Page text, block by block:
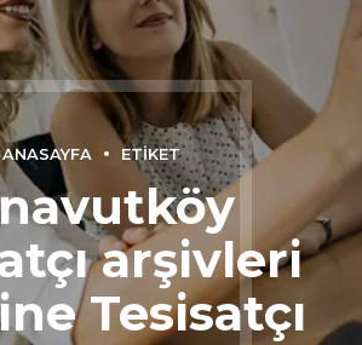
ANASAYFA ETIKET
arşivleri
Tesisatçı